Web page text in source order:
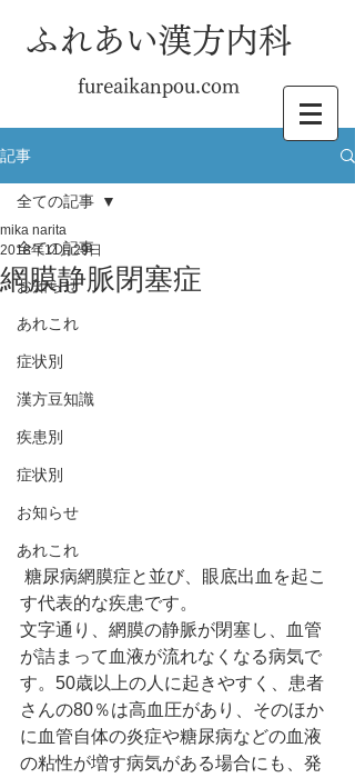
ふれあい漢方内科
fureaikanpou.com
記事
全ての記事
お知らせ
あれこれ
症状別
漢方豆知識
疾患別
症状別
お知らせ
あれこれ
全ての記事
網膜静脈閉塞症
mika narita
2018年11月29日
す代表的な疾患です。
文字通り、網膜の静脈が閉塞し、血管
が詰まって血液が流れなくなる病気で
す。50歳以上の人に起きやすく、患者
さんの80％は高血圧があり、そのほか
に血管自体の炎症や糖尿病などの血液
の粘性が増す病気がある場合にも、発